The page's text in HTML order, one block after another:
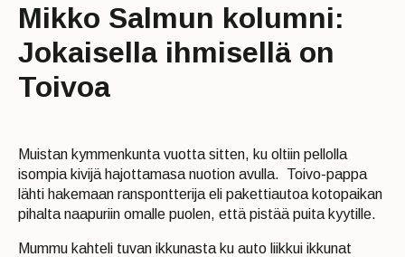
Mikko Salmun kolumni:
Jokaisella ihmisellä on
Toivoa
Muistan kymmenkunta vuotta sitten, ku oltiin pellolla
isompia kivijä hajottamasa nuotion avulla. Toivo-pappa
lähti hakemaan ranspontterija eli pakettiautoa kotopaikan
pihalta naapuriin omalle puolen, että pistää puita kyytille.
Mummu kahteli tuvan ikkunasta ku auto liikkui ikkunat